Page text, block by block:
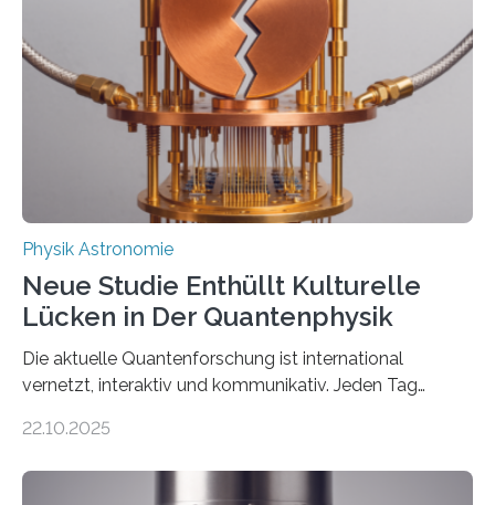
einem Team der TU Wien mit Unterstützung
internationaler Partner der entscheidende Durchbruch:
Der lange diskutierte Thorium-Kernübergang wurde
gefunden. Kurz darauf konnte man zeigen, dass sich
Thorium tatsächlich nutzen lässt, um hochpräzise…
Physik Astronomie
Neue Studie Enthüllt Kulturelle
Lücken in Der Quantenphysik
Die aktuelle Quantenforschung ist international
vernetzt, interaktiv und kommunikativ. Jeden Tag
oft von Autor*innen, die eng zusammenarbeiten. Neue
22.10.2025